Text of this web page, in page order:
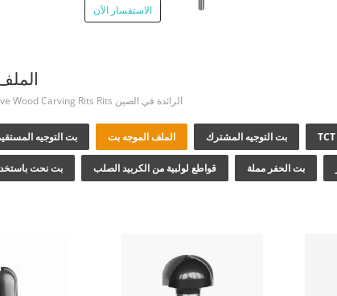
الاستفسار الآن
الرائدة في الصين TCT Cove Wood Carving Rits Rits سوق المنتج
بت التوجيه الملف الموجه بت بت التوجيه المشترك
بت نحت قواطع لولبية من الكربيد الصلب بت الحفر مملة